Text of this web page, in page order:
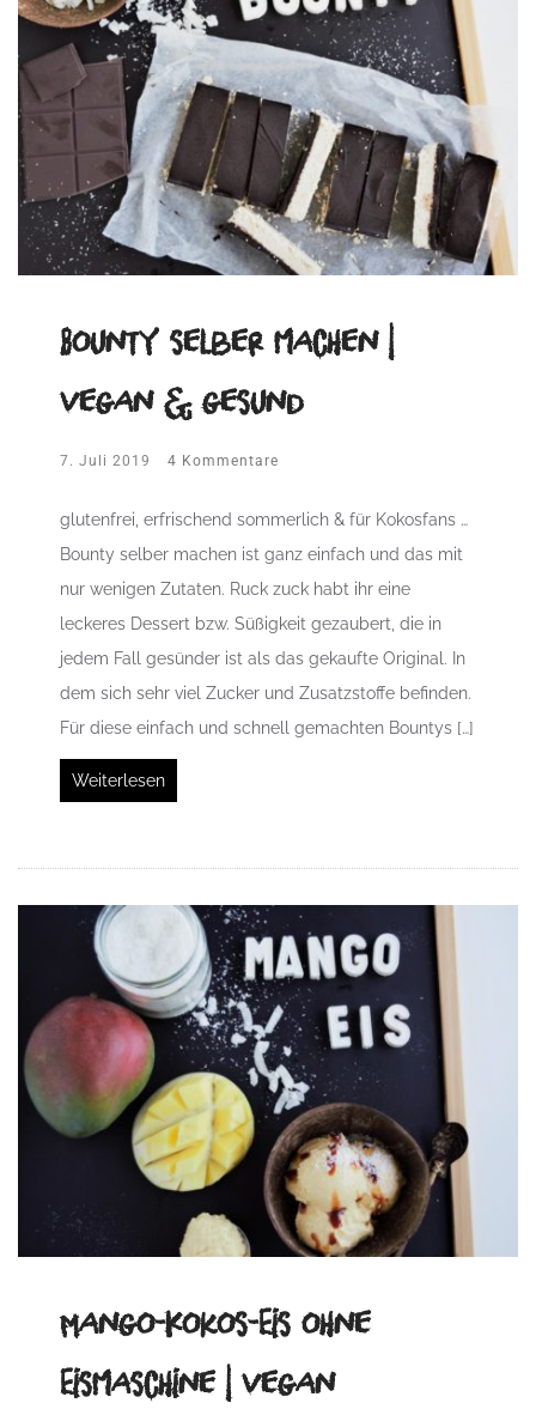
Bounty selber machen |
vegan & gesund
7. Juli 2019 4 Kommentare
glutenfrei, erfrischend sommerlich & für Kokosfans …
Bounty selber machen ist ganz einfach und das mit
nur wenigen Zutaten. Ruck zuck habt ihr eine
leckeres Dessert bzw. Süßigkeit gezaubert, die in
jedem Fall gesünder ist als das gekaufte Original. In
dem sich sehr viel Zucker und Zusatzstoffe befinden.
Für diese einfach und schnell gemachten Bountys […]
Weiterlesen
Mango-Kokos-Eis ohne
Eismaschine | vegan